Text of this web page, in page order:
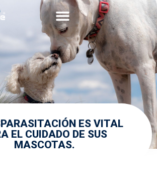
ES VITAL
EL CUIDADO DE SUS
MASCOTAS.